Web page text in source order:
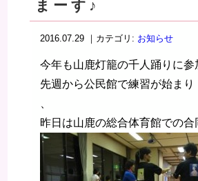
まーす♪
2016.07.29 ｜カテゴリ: お知らせ
今年も山鹿灯籠の千人踊りに参
先週から公民館で練習が始まり
昨日は山鹿の総合体育館での合